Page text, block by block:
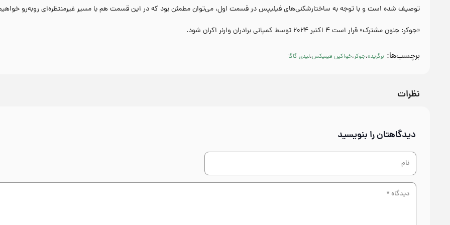
توصیف شده است و با توجه به ساختارشکنی‌های فیلیپس در قسمت اول، می‌توان مطمئن بود که در این قسمت هم با مسیر غیرمنتظره‌ای روبه‌رو
«جوکر: جنون مشترک» قرار است ۴ اکتبر ۲۰۲۴ توسط کمپانی برادران وارنر اکران شود.
برچسب‌ها: برگزیده،جوکر،خواکین فینیکس،لیدی گاگا
نظرات
دیدگاهتان را بنویسید